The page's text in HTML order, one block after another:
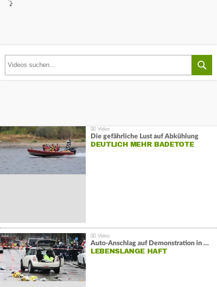
Die gefährliche Lust auf Abkühlung
DEUTLICH MEHR BADETOTE
Auto-Anschlag auf Demonstration in München:
LEBENSLANGE HAFT